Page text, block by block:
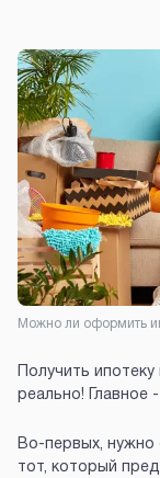
Можно ли оформить
Получить
реально! Главное
Во-первых, нужно
тот, который